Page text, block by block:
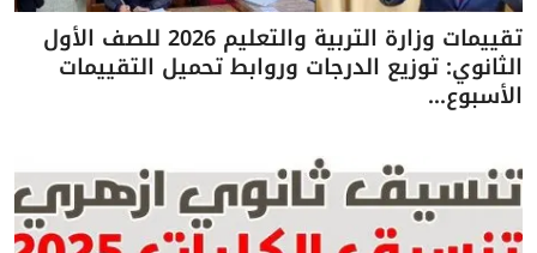
تقييمات وزارة التربية والتعليم 2026 للصف الأول
الثانوي: توزيع الدرجات وروابط تحميل التقييمات
الأسبوع...